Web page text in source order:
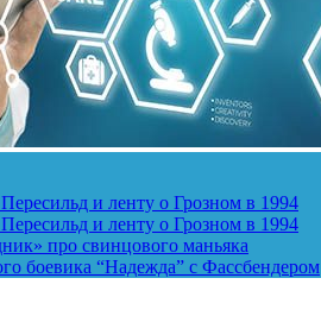
и ленту о Грозном в 1994
и ленту о Грозном в 1994
про свинцового маньяка
боевика “Надежда” с Фассбендером